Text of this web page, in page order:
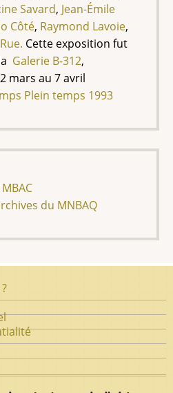
Savard, Jean-Émile
Côté, Raymond Lavoie,
Cette exposition fut
Galerie B-312,
2 mars au 7 avril
Plein temps 1993
du MNBAQ